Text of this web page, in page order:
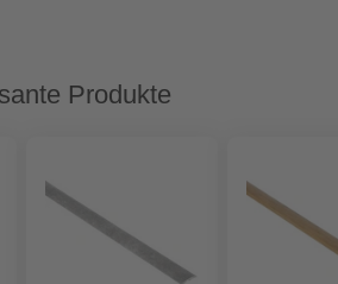
Produkte